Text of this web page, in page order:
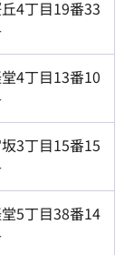
4丁目19番33
4丁目13番10
3丁目15番15
5丁目38番14